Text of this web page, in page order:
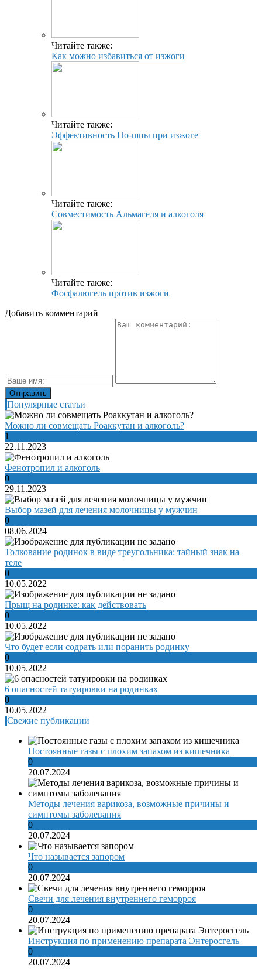
Читайте также:
Как можно избавиться от изжоги
Читайте также:
Эффективность Но-шпы при изжоге
Читайте также:
Совместимость Альмагеля и алкоголя
Читайте также:
Фосфалюгель против изжоги
Добавить комментарий
Популярные статьи
Можно ли совмещать Роаккутан и алкоголь?
1
22.11.2023
Фенотропил и алкоголь
0
29.11.2023
Выбор мазей для лечения молочницы у мужчин
0
08.06.2024
Толкование родинок в виде треугольника: тайный знак на
теле
0
10.05.2022
Прыщ на родинке: как действовать
0
10.05.2022
Что будет если содрать или поранить родинку
0
10.05.2022
6 опасностей татуировки на родинках
0
10.05.2022
Свежие публикации
Постоянные газы с плохим запахом из кишечника
0
20.07.2024
Методы лечения варикоза, возможные причины и
симптомы заболевания
0
20.07.2024
Что называется запором
0
20.07.2024
Свечи для лечения внутреннего геморроя
0
20.07.2024
Инструкция по применению препарата Энтеросгель
0
20.07.2024